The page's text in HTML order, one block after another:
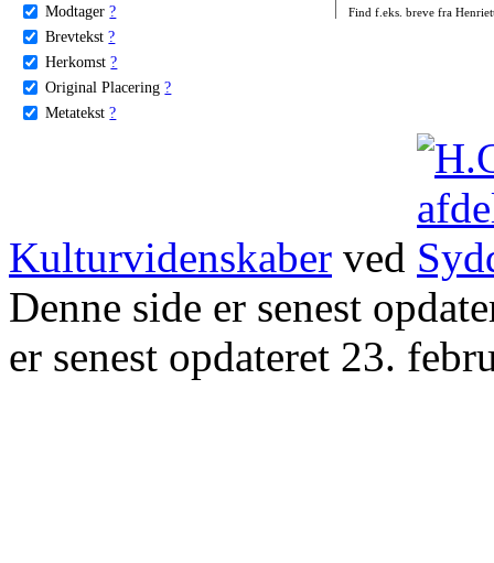
Modtager ?
Brevtekst ?
Herkomst ?
Original Placering ?
Metatekst ?
Find f.eks. breve fra
Kulturvidenskaber ved
Denne side er senest
er senest opdateret 23.